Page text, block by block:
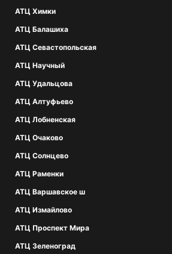
АТЦ Химки
АТЦ Балашиха
АТЦ Севастопольская
АТЦ Научный
АТЦ Удальцова
АТЦ Алтуфьево
АТЦ Лобненская
АТЦ Очаково
АТЦ Солнцево
АТЦ Раменки
АТЦ Варшавское ш
АТЦ Измайлово
АТЦ Проспект Мира
АТЦ Зеленоград